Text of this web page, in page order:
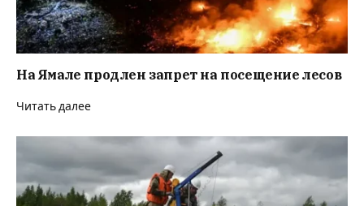
На Ямале продлен запрет на посещение лесов
Читать далее